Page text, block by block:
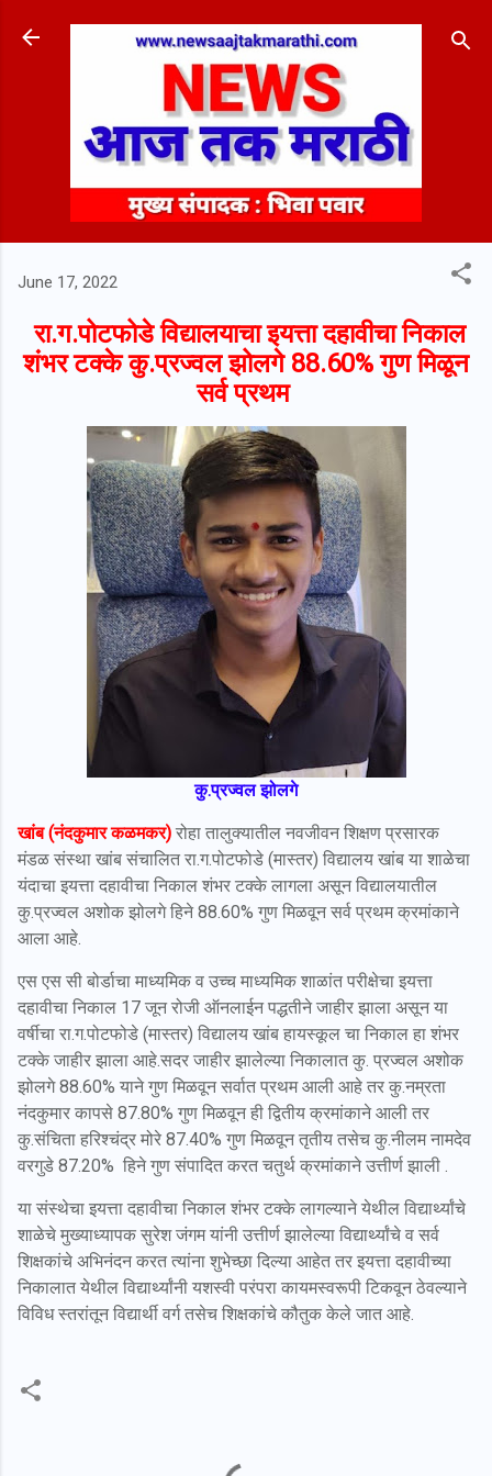
Skip to main content
June 17, 2022
रा.ग.पोटफोडे विद्यालयाचा इयत्ता दहावीचा निकाल
शंभर टक्के कु.प्रज्वल झोलगे 88.60% गुण मिळून
सर्व प्रथम
कु.प्रज्वल झोलगे
खांब (नंदकुमार कळमकर) रोहा तालुक्यातील नवजीवन शिक्षण प्रसारक
मंडळ संस्था खांब संचालित रा.ग.पोटफोडे (मास्तर) विद्यालय खांब या शाळेचा
यंदाचा इयत्ता दहावीचा निकाल शंभर टक्के लागला असून विद्यालयातील
कु.प्रज्वल अशोक झोलगे हिने 88.60% गुण मिळवून सर्व प्रथम क्रमांकाने
आला आहे.
एस एस सी बोर्डाचा माध्यमिक व उच्च माध्यमिक शाळांत परीक्षेचा इयत्ता
दहावीचा निकाल 17 जून रोजी ऑनलाईन पद्धतीने जाहीर झाला असून या
वर्षीचा रा.ग.पोटफोडे (मास्तर) विद्यालय खांब हायस्कूल चा निकाल हा शंभर
टक्के जाहीर झाला आहे.सदर जाहीर झालेल्या निकालात कु. प्रज्वल अशोक
झोलगे 88.60% याने गुण मिळवून सर्वात प्रथम आली आहे तर कु.नम्रता
नंदकुमार कापसे 87.80% गुण मिळवून ही द्वितीय क्रमांकाने आली तर
कु.संचिता हरिश्चंद्र मोरे 87.40% गुण मिळवून तृतीय तसेच कु.नीलम नामदेव
वरगुडे 87.20% हिने गुण संपादित करत चतुर्थ क्रमांकाने उत्तीर्ण झाली .
या संस्थेचा इयत्ता दहावीचा निकाल शंभर टक्के लागल्याने येथील विद्यार्थ्यांचे
शाळेचे मुख्याध्यापक सुरेश जंगम यांनी उत्तीर्ण झालेल्या विद्यार्थ्यांचे व सर्व
शिक्षकांचे अभिनंदन करत त्यांना शुभेच्छा दिल्या आहेत तर इयत्ता दहावीच्या
निकालात येथील विद्यार्थ्यांनी यशस्वी परंपरा कायमस्वरूपी टिकवून ठेवल्याने
विविध स्तरांतून विद्यार्थी वर्ग तसेच शिक्षकांचे कौतुक केले जात आहे.